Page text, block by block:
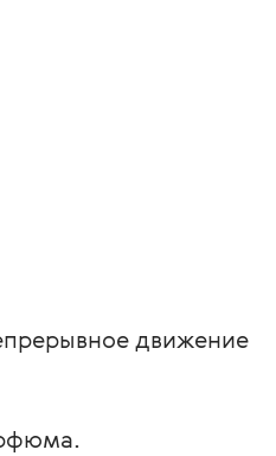
движение